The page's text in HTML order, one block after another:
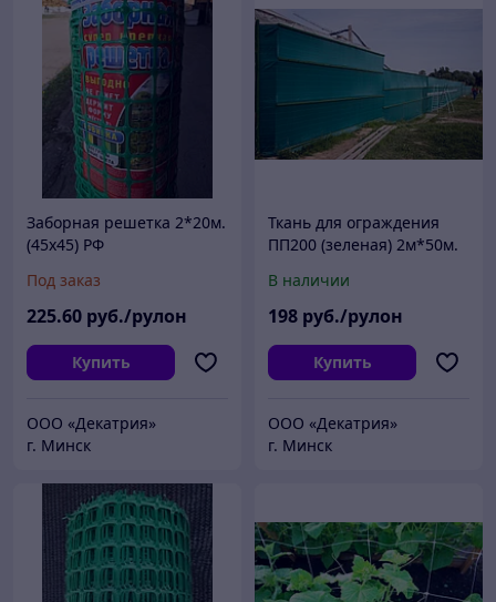
Заборная решетка 2*20м.
(45х45) РФ
Под заказ
225.60 руб./рулон
Купить
ООО «Декатрия»
г. Минск
Ткань для ограждения
ПП200 (зеленая) 2м*50м.
В наличии
198 руб./рулон
Купить
ООО «Декатрия»
г. Минск